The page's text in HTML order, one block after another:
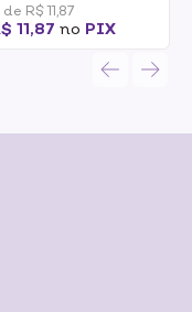
R$ 11,87
11,87 no PIX